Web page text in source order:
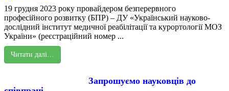
19 грудня 2023 року провайдером безперервного
професійного розвитку (БПР) – ДУ «Український науково-
дослідний інститут медичної реабілітації та курортології МОЗ
України» (реєстраційний номер ...
Читати далі…
Запрошуємо науковців до